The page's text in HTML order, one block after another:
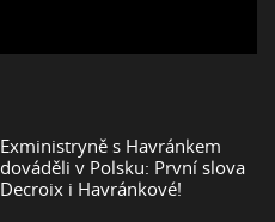
Exministryně s Havránkem
dováděli v Polsku: První slova
Decroix i Havránkové!